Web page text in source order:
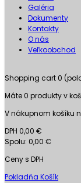
Galéria
Dokumenty
Kontakty
O nás
Veľkoobchod
Shopping cart0
Máte0 produkty v
V nákupnom košíku
DPH 0,00 €
Spolu: 0,00 €
Ceny s DPH
Pokladňa Košík